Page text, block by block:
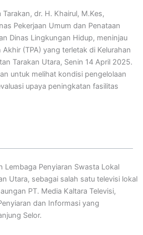
Tarakan, dr. H. Khairul, M.Kes,
Pekerjaan Umum dan Penataan
Dinas Lingkungan Hidup, meninjau
(TPA) yang terletak di Kelurahan
Tarakan Utara, Senin 14 April 2025.
untuk melihat kondisi pengelolaan
upaya peningkatan fasilitas
Lembaga Penyiaran Swasta Lokal
Utara, sebagai salah satu televisi lokal
PT. Media Kaltara Televisi,
dan Informasi yang
Selor.